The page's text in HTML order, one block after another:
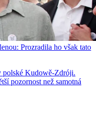
Prozradila ho však tato
polské Kudowě-Zdróji.
pozornost než samotná